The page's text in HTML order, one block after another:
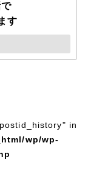
す
in
wp/wp-